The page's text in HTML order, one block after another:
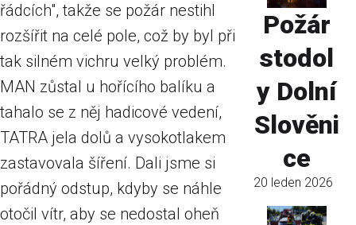
řádcích", takže se požár nestihl
rozšířit na celé pole, což by byl při
tak silném vichru velký problém.
MAN zůstal u hořícího balíku a
tahalo se z něj hadicové vedení,
TATRA jela dolů a vysokotlakem
zastavovala šíření. Dali jsme si
pořádný odstup, kdyby se náhle
otočil vítr, aby se nedostal oheň
Požár
stodol
y Dolní
Slověni
ce
20 leden 2026